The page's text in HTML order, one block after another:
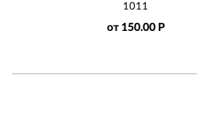
1011
от 150.00 Р